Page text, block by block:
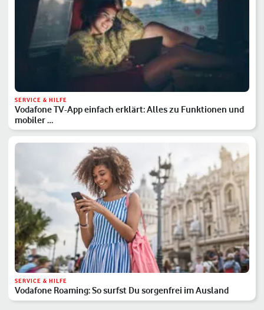
SERVICE & HILFE
Vodafone TV-App einfach erklärt: Alles zu Funktionen und
mobiler …
SERVICE & HILFE
Vodafone Roaming: So surfst Du sorgenfrei im Ausland